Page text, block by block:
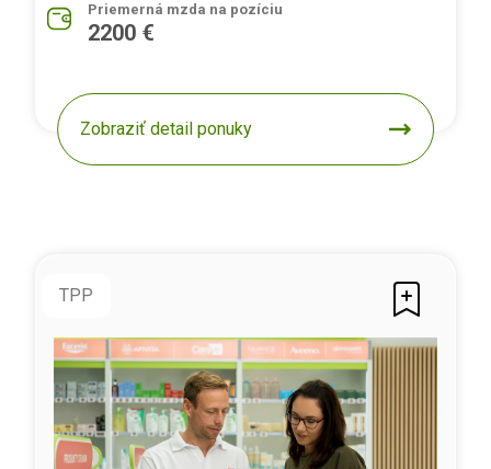
Priemerná mzda na pozíciu
2200 €
Zobraziť detail ponuky
TPP